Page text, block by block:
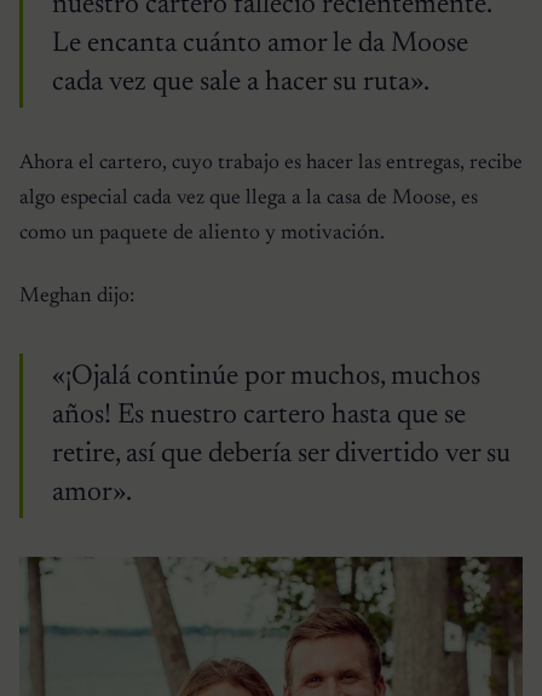
nuestro cartero falleció recientemente.
Le encanta cuánto amor le da Moose
cada vez que sale a hacer su ruta».
Ahora el cartero, cuyo trabajo es hacer las entregas, recibe
algo especial cada vez que llega a la casa de Moose, es
como un paquete de aliento y motivación.
Meghan dijo:
«¡Ojalá continúe por muchos, muchos
años! Es nuestro cartero hasta que se
retire, así que debería ser divertido ver su
amor».